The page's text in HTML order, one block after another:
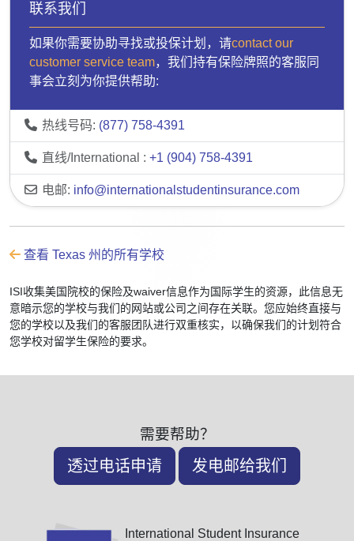
联系我们
如果你需要协助寻找或投保计划，请contact our
customer service team，我们持有保险牌照的客服同
事会立刻为你提供帮助:
热线号码: (877) 758-4391
直线/International : +1 (904) 758-4391
电邮: info@internationalstudentinsurance.com
查看 Texas 州的所有学校
ISI收集美国院校的保险及waiver信息作为国际学生的资源，此信息无
意暗示您的学校与我们的网站或公司之间存在关联。您应始终直接与
您的学校以及我们的客服团队进行双重核实，以确保我们的计划符合
您学校对留学生保险的要求。
需要帮助？
透过电话申请 发电邮给我们
International Student Insurance